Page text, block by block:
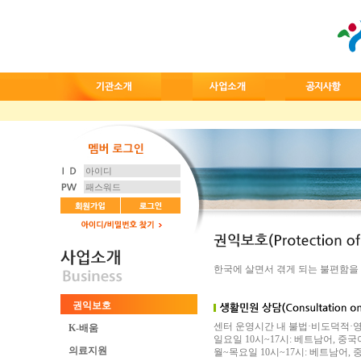
권익보호
K-배움
의료지원
한국에 살면서 겪게 되는 불편함
센터 운영시간 내 불법·비도덕적·
일요일 10시~17시: 베트남어, 중국
월~목요일 10시~17시: 베트남어,